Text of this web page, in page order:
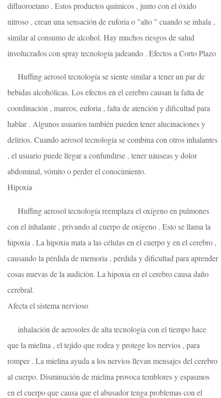
difluoroetano . Estos productos químicos , junto con el óxido
nitroso , crean una sensación de euforia o "alto " cuando se inhala ,
similar al consumo de alcohol. Hay muchos riesgos de salud
involucrados con spray tecnología jadeando . Efectos a Corto Plazo
Huffing aerosol tecnología se siente similar a tener un par de
bebidas alcohólicas. Los efectos en el cerebro causan la falta de
coordinación , mareos, euforia , falta de atención y dificultad para
hablar . Algunos usuarios también pueden tener alucinaciones y
delirios. Cuando aerosol tecnología se combina con otros inhalantes
, el usuario puede llegar a confundirse , tener náuseas y dolor
abdominal, vómito o perder el conocimiento.
Hipoxia
Huffing aerosol tecnología reemplaza el oxígeno en pulmones
con el inhalante , privando al cuerpo de oxígeno . Esto se llama la
hipoxia . La hipoxia mata a las células en el cuerpo y en el cerebro ,
causando la pérdida de memoria , pérdida y dificultad para aprender
cosas nuevas de la audición. La hipoxia en el cerebro causa daño
cerebral.
Afecta el sistema nervioso
inhalación de aerosoles de alta tecnología con el tiempo hace
que la mielina , el tejido que rodea y protege los nervios , para
romper . La mielina ayuda a los nervios llevan mensajes del cerebro
al cuerpo. Disminución de mielina provoca temblores y espasmos
en el cuerpo que causa que el abusador tenga problemas con el